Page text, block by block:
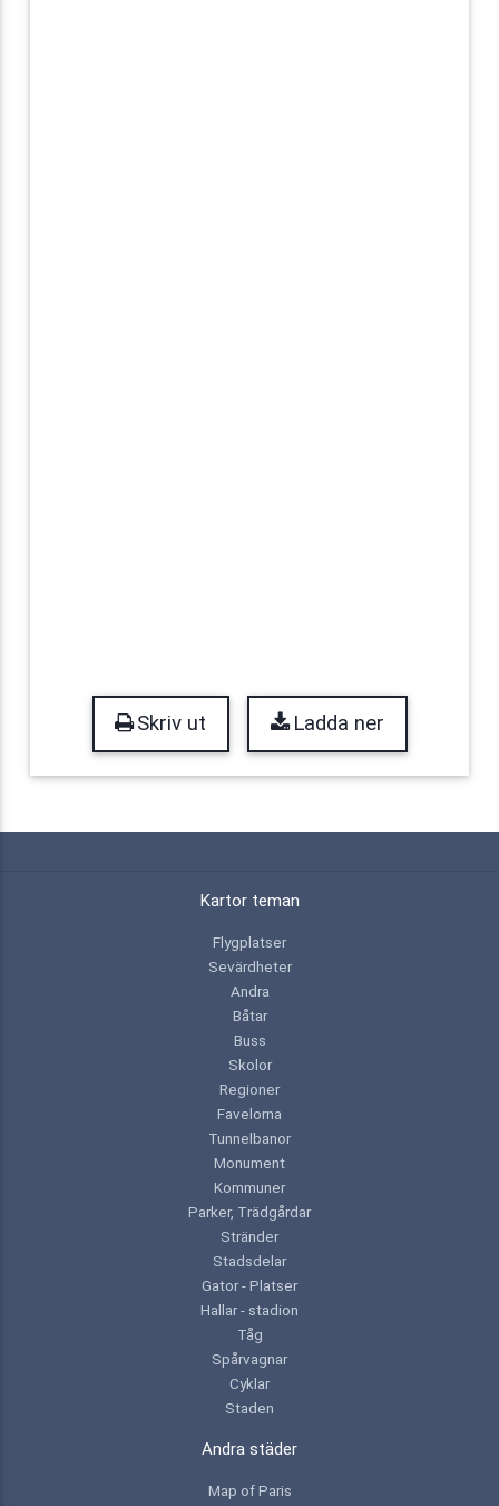
Skriv ut Ladda ner
Kartor teman
Flygplatser
Sevärdheter
Andra
Båtar
Buss
Skolor
Regioner
Favelorna
Tunnelbanor
Monument
Kommuner
Parker, Trädgårdar
Stränder
Stadsdelar
Gator - Platser
Hallar - stadion
Tåg
Spårvagnar
Cyklar
Staden
Andra städer
Map of Paris